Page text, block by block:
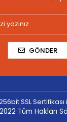
GÖNDER
SSL
Tüm Hakları